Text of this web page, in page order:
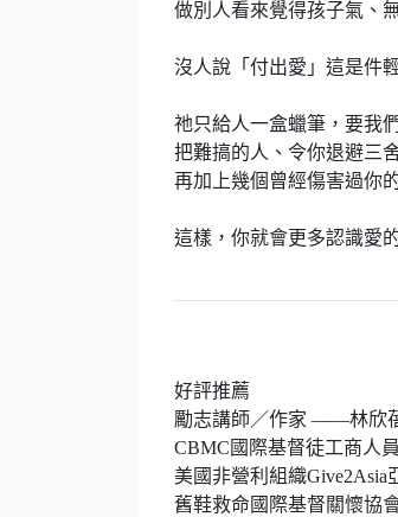
做別人看來覺得孩子氣、
沒人說「付出愛」這是件
祂只給人一盒蠟筆，要我
把難搞的人、令你退避三
再加上幾個曾經傷害過你
這樣，你就會更多認識愛
好評推薦
勵志講師／作家 ——林欣
CBMC國際基督徒工商人
美國非營利組織
舊鞋救命國際基督關懷